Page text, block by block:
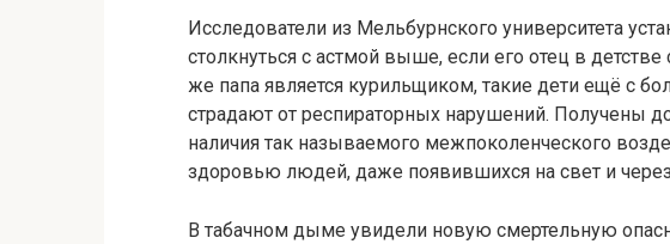
Исследователи из Мельбурнского университета
столкнуться с астмой выше, если его отец в
же папа является курильщиком, такие дети ещё с
страдают от респираторных нарушений. Получены
наличия так называемого межпоколенческого
здоровью людей, даже появившихся на свет и
В табачном дыме увидели новую смертельную